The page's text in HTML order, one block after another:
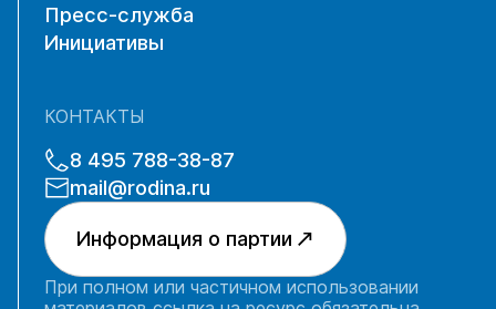
Пресс-служба
Инициативы
КОНТАКТЫ
8 495 788-38-87
mail@rodina.ru
Информация о партии
При полном или частичном использовании